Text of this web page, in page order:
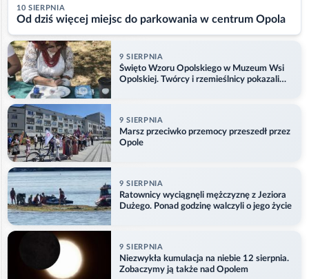
10 SIERPNIA
Od dziś więcej miejsc do parkowania w centrum Opola
9 SIERPNIA
Święto Wzoru Opolskiego w Muzeum Wsi
Opolskiej. Twórcy i rzemieślnicy pokazali
9 SIERPNIA
Marsz przeciwko przemocy przeszedł przez
Opole
9 SIERPNIA
Ratownicy wyciągnęli mężczyznę z Jeziora
Dużego. Ponad godzinę walczyli o jego życie
9 SIERPNIA
Niezwykła kumulacja na niebie 12 sierpnia.
Zobaczymy ją także nad Opolem